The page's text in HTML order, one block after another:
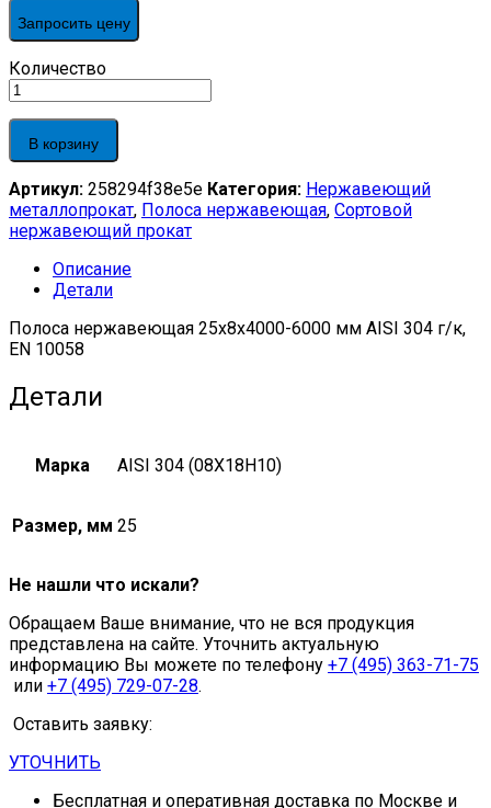
Запросить цену
Полоса
нержавеющая
25x8x4000-
6000
мм
304
г/
к,
10058
quantity
Количество
В корзину
Артикул: 258294f38e5e Категория: Нержавеющий
металлопрокат, Полоса нержавеющая, Сортовой
нержавеющий прокат
Описание
Детали
Полоса нержавеющая 25x8x4000-6000 мм AISI 304 г/к,
EN 10058
Детали
Марка AISI 304 (08Х18Н10)
Размер, мм 25
Не нашли что искали?
Обращаем Ваше внимание, что не вся продукция
представлена на сайте. Уточнить актуальную
информацию Вы можете по телефону +7 (495) 363-71-75
или +7 (495) 729-07-28.
Оставить заявку:
УТОЧНИТЬ
Бесплатная и оперативная доставка по Москве и